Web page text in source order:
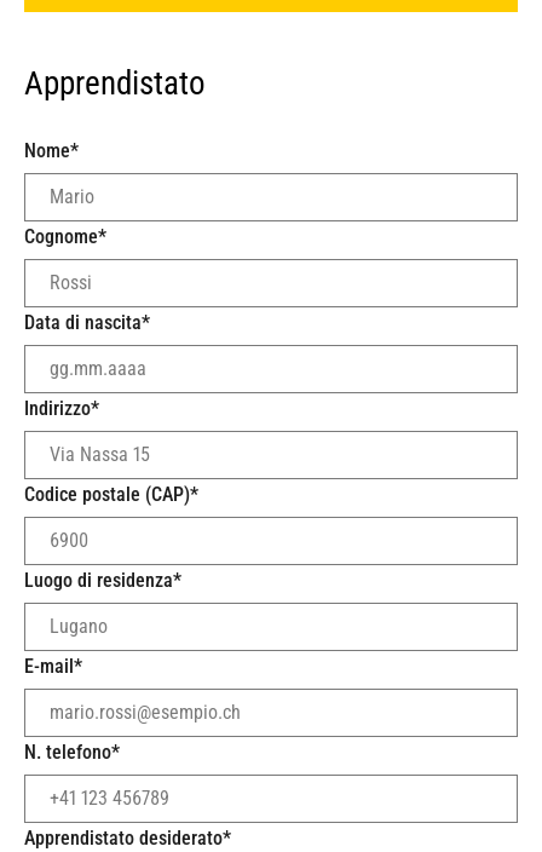
Apprendistato
Nome*
Cognome*
Data di nascita*
Indirizzo*
Codice postale (CAP)*
Luogo di residenza*
E-mail *
N. telefono*
Apprendistato desiderato*